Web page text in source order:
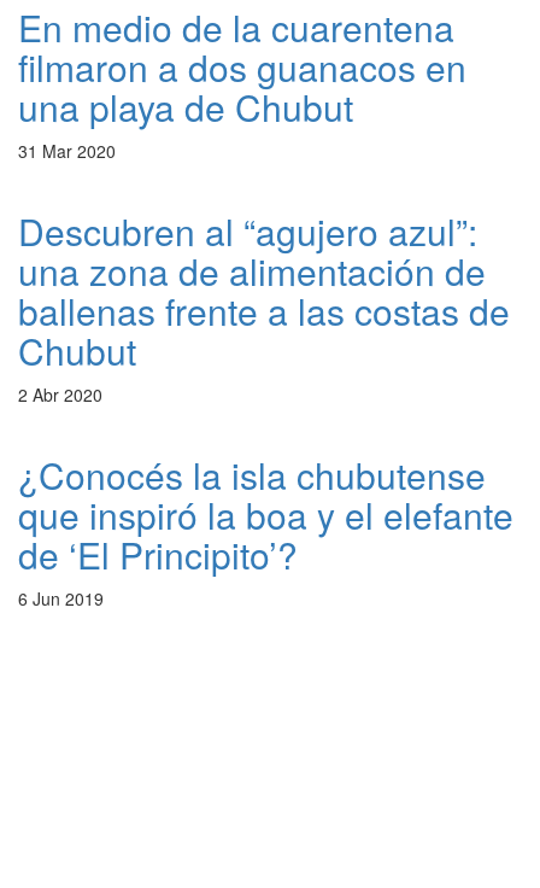
En medio de la cuarentena
filmaron a dos guanacos en
una playa de Chubut
31 Mar 2020
Descubren al “agujero azul”:
una zona de alimentación de
ballenas frente a las costas de
Chubut
2 Abr 2020
¿Conocés la isla chubutense
que inspiró la boa y el elefante
de ‘El Principito’?
6 Jun 2019